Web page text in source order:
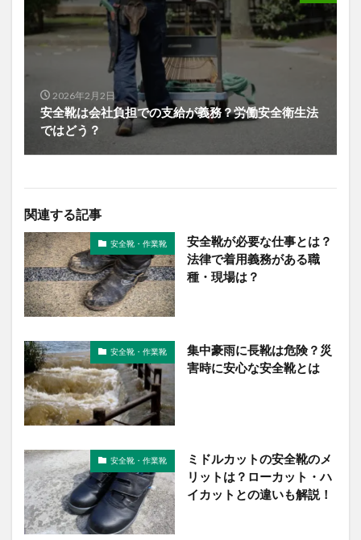
2026年2月2日
安全靴は会社負担での支給が義務？労働安全衛生法
ではどう？
関連する記事
安全靴・作業靴
安全靴が必要な仕事とは？
法律で着用義務がある職
種・現場は？
安全靴・作業靴
集中豪雨に長靴は危険？災
害時に安心な安全靴とは
安全靴・作業靴
ミドルカットの安全靴のメ
リットは？ローカット・ハ
イカットとの違いも解説！